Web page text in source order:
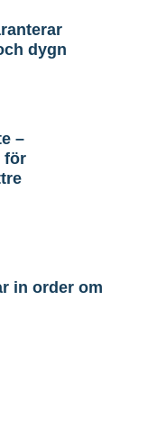
dygn
–
för
in order om
AB (publ)
idag att
Bostad
i
556902-
kallas